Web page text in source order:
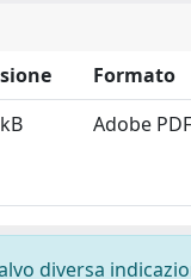
Formato
Adobe PDF
diversa